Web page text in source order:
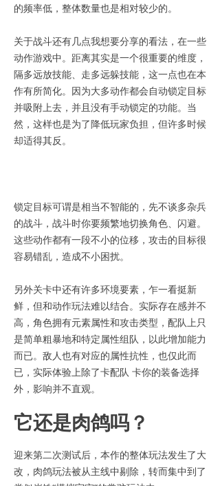
的频率低，整体数量也是相对较少的。
关于战斗还有几点我想要分享的看法，在一些
动作游戏中。距离其实是一个很重要的维度，
隔多远放技能、走多远躲技能，这一点也在本
作有所简化。因为大多动作都会自动锁定目标
并吸附上去，并且没有手动锁定的功能。当
然，这样也是为了降低玩家负担，但许多时候
却适得其反。
锁定目标可谓是相当不智能的，先不谈多杂兵
的战斗，战斗时你要频繁地切换角色、闪避。
这些动作都有一段不小的位移，攻击的目标很
容易错乱，造成不小困扰。
另外关卡中还有许多环境要素，乍一看挺新
鲜，但和动作玩法难以结合。实际存在感并不
高，角色拥有元素属性和攻击类型，配队上只
是简单粗暴地和特定属性组队，以此增加能力
而已。敌人也有对应的属性抗性，也仅此而
已，实际体验上除了卡配队 卡你的装备选择
外，影响并不直观。
它还是肉鸽吗？
迎来第二次测试后，本作的整体玩法发生了大
改，肉鸽玩法被从主线中剔除，转而集中到了